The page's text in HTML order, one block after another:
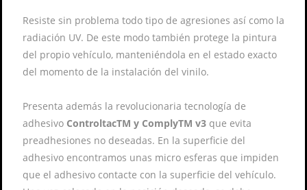
Resiste sin problema todo tipo de agresiones así como la
radiación UV. De este modo también protege la pintura
del propio vehículo, manteniéndola en el estado exacto
del momento de la instalación del vinilo.
Presenta además la revolucionaria tecnología de
adhesivo ControltacTM y ComplyTM v3 que evita
preadhesiones no deseadas. En la superficie del
adhesivo encontramos unas micro esferas que impiden
que el adhesivo contacte con la superficie del vehículo.